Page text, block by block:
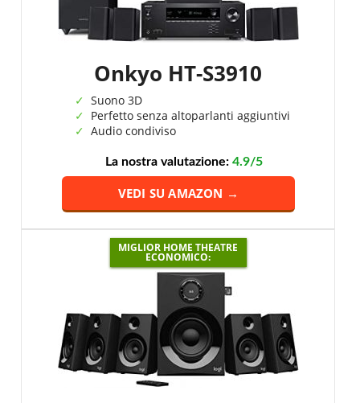
Onkyo HT-S3910
Suono 3D
Perfetto senza altoparlanti aggiuntivi
Audio condiviso
La nostra valutazione: 4.9/5
VEDI SU AMAZON →
MIGLIOR HOME THEATRE
ECONOMICO: